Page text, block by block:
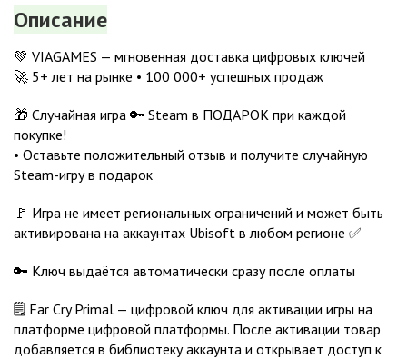
Описание
💚 VIAGAMES — мгновенная доставка цифровых ключей
🚀 5+ лет на рынке • 100 000+ успешных продаж
🎁 Случайная игра 🔑 Steam в ПОДАРОК при каждой
покупке!
• Оставьте положительный отзыв и получите случайную
Steam-игру в подарок
🚩 Игра не имеет региональных ограничений и может быть
активирована на аккаунтах Ubisoft в любом регионе ✅
🔑 Ключ выдаётся автоматически сразу после оплаты
🗒️ Far Cry Primal — цифровой ключ для активации игры на
платформе цифровой платформы. После активации товар
добавляется в библиотеку аккаунта и открывает доступ к